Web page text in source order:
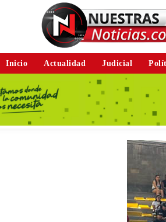
Inicio Actualidad Judicial